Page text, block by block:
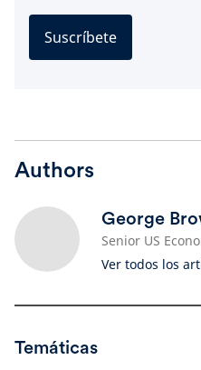
Suscríbete
Authors
George
Senior US
Ver todos los
Temáticas